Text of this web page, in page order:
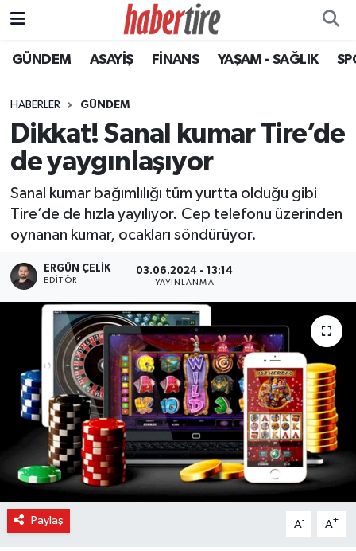
GÜNDEM ASAYİŞ FİNANS YAŞAM - SAĞLIK
HABERLER GÜNDEM
Dikkat! Sanal kumar Tire’de
de yaygınlaşıyor
Sanal kumar bağımlılığı tüm yurtta olduğu gibi
Tire’de de hızla yayılıyor. Cep telefonu üzerinden
oynanan kumar, ocakları söndürüyor.
ERGÜN ÇELIK
EDITÖR
03.06.2024 - 13:14
YAYINLANMA
Paylaş A- A+
Tire Nöbetçi Eczaneler
Tire Hava Durumu
Tire Trafik Yoğunluk Haritası
Tüm Manşetler
Son Dakika Haberleri
Haber Arşivi